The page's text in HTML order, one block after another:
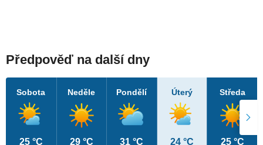
Předpověď na další dny
Sobota
25 °C
Neděle
29 °C
Pondělí
31 °C
Úterý
24 °C
Středa
25 °C